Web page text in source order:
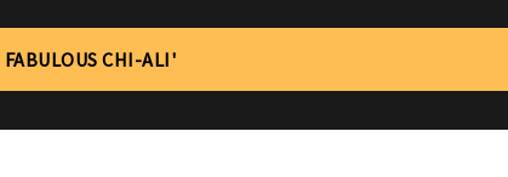
CHI-ALI'